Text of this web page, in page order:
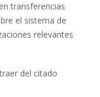
transferencias
el sistema de
relevantes
del citado